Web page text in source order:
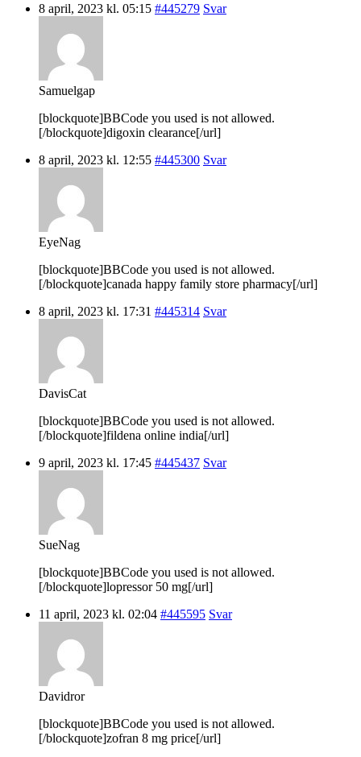
8 april, 2023 kl. 05:15 #445279 Svar
Samuelgap
[blockquote]BBCode you used is not allowed.
[/blockquote]digoxin clearance[/url]
8 april, 2023 kl. 12:55 #445300 Svar
EyeNag
[blockquote]BBCode you used is not allowed.
[/blockquote]canada happy family store pharmacy[/url]
8 april, 2023 kl. 17:31 #445314 Svar
DavisCat
[blockquote]BBCode you used is not allowed.
[/blockquote]fildena online india[/url]
9 april, 2023 kl. 17:45 #445437 Svar
SueNag
[blockquote]BBCode you used is not allowed.
[/blockquote]lopressor 50 mg[/url]
11 april, 2023 kl. 02:04 #445595 Svar
Davidror
[blockquote]BBCode you used is not allowed.
[/blockquote]zofran 8 mg price[/url]